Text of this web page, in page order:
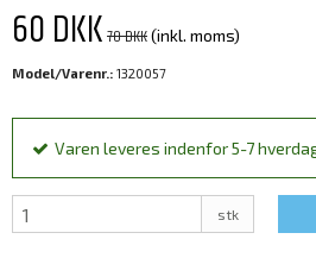
60 DKK70 DKK(inkl. moms)
Model/Varenr.: 1320057
Varen leveres indenfor 5-7
stk